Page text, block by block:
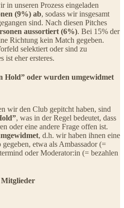
in unseren Prozess eingeladen
(9%) ab, sodass wir insgesamt
sind. Nach diesen Pitches
aussortiert (6%). Bei 15% der
Richtung kein Match gegeben.
selektiert oder sind zu
ist eher ersteres.
Hold” oder wurden umgewidmet
wir den Club gepitcht haben, sind
, was in der Regel bedeutet, dass
oder eine andere Frage offen ist.
, d.h. wir haben ihnen eine
etwa als Ambassador (=
oder Moderator:in (= bezahlen
Mitglieder